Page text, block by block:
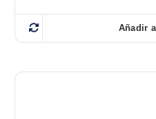
Añadir